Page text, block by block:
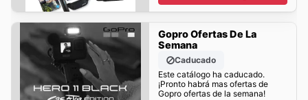
Gopro Ofertas De La
Semana
Caducado
Este catálogo ha caducado.
¡Pronto habrá mas ofertas de
Gopro ofertas de la semana!